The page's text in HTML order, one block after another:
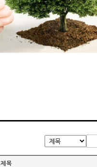
제 목